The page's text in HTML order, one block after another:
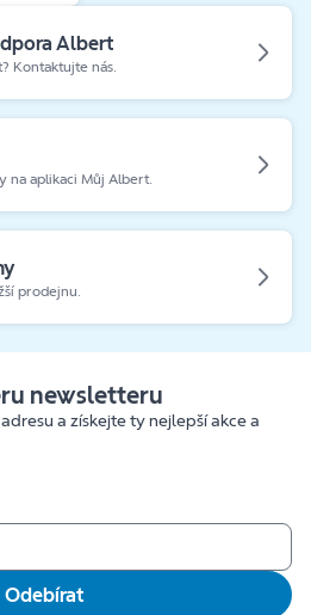
Albert
Kontaktujte nás.
na aplikaci Můj Albert.
prodejnu.
newsletteru
a získejte ty nejlepší akce a
Odebírat